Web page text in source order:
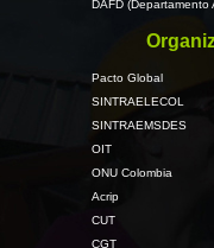
DAFD (Departamento
Pacto Global
SINTRAELECOL
SINTRAEMSDES
OIT
ONU Colombia
Acrip
CUT
CGT